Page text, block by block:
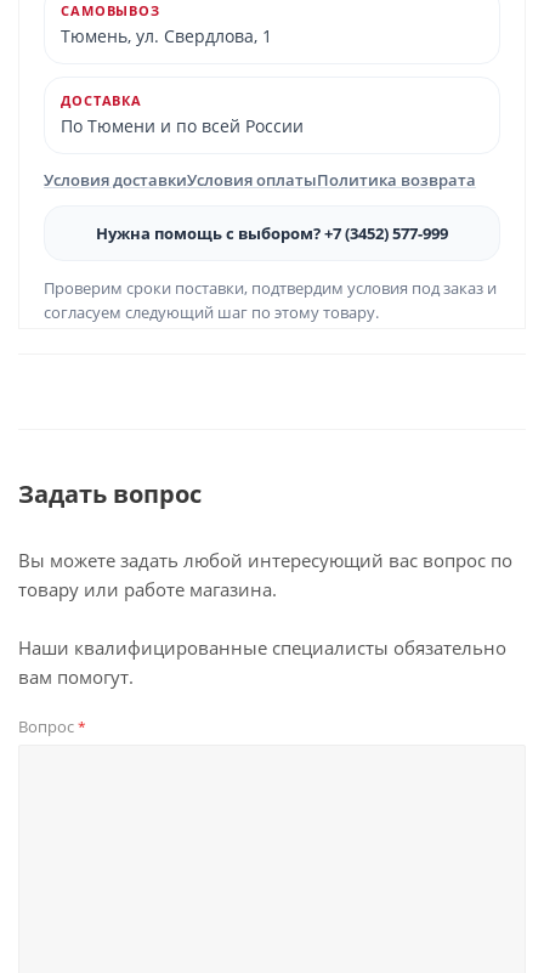
САМОВЫВОЗ
Тюмень, ул. Свердлова, 1
ДОСТАВКА
По Тюмени и по всей России
Условия доставкиУсловия оплатыПолитика возврата
Нужна помощь с выбором? +7 (3452) 577-999
Проверим сроки поставки, подтвердим условия под заказ и
согласуем следующий шаг по этому товару.
Задать вопрос
Вы можете задать любой интересующий вас вопрос по
товару или работе магазина.
Наши квалифицированные специалисты обязательно
вам помогут.
Вопрос*